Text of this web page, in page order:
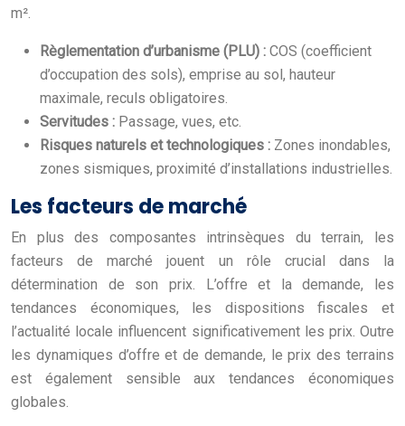
m².
Règlementation d’urbanisme (PLU) : COS (coefficient
d’occupation des sols), emprise au sol, hauteur
maximale, reculs obligatoires.
Servitudes : Passage, vues, etc.
Risques naturels et technologiques : Zones inondables,
zones sismiques, proximité d’installations industrielles.
Les facteurs de marché
En plus des composantes intrinsèques du terrain, les
facteurs de marché jouent un rôle crucial dans la
détermination de son prix. L’offre et la demande, les
tendances économiques, les dispositions fiscales et
l’actualité locale influencent significativement les prix. Outre
les dynamiques d’offre et de demande, le prix des terrains
est également sensible aux tendances économiques
globales.